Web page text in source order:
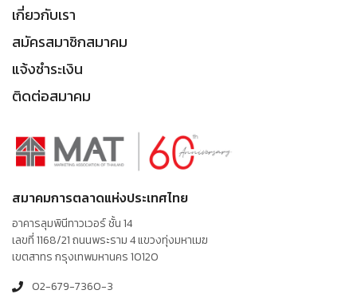
เกี่ยวกับเรา
สมัครสมาชิกสมาคม
แจ้งชำระเงิน
ติดต่อสมาคม
สมาคมการตลาดแห่งประเทศไทย
อาคารลุมพินีทาวเวอร์ ชั้น 14
เลขที่ 1168/21 ถนนพระราม 4 แขวงทุ่งมหาเมฆ
เขตสาทร กรุงเทพมหานคร 10120
02-679-7360-3